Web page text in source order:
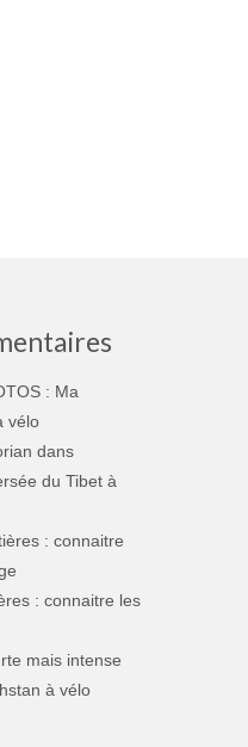
: Ma
vélo
dans
du Tibet à
: connaitre
: connaitre les
mais intense
à vélo